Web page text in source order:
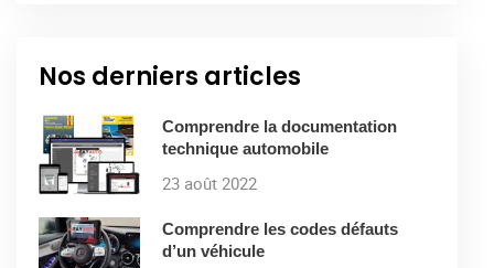
Nos derniers articles
Comprendre la documentation
technique automobile
23 août 2022
Comprendre les codes défauts
d’un véhicule